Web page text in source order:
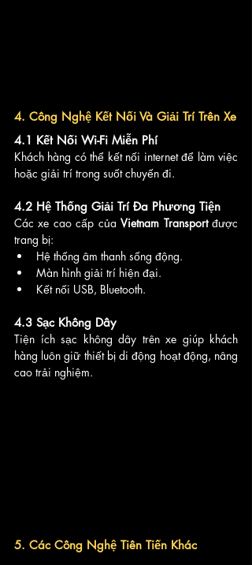
4. Công Nghệ Kết Nối Và Giải Trí Trên Xe
4.1 Kết Nối Wi-Fi Miễn Phí
Khách hàng có thể kết nối internet để làm việc
hoặc giải trí trong suốt chuyến đi.
4.2 Hệ Thống Giải Trí Đa Phương Tiện
Các xe cao cấp của Vietnam Transport được
trang bị:
Hệ thống âm thanh sống động.
Màn hình giải trí hiện đại.
Kết nối USB, Bluetooth.
4.3 Sạc Không Dây
Tiện ích sạc không dây trên xe giúp khách
hàng luôn giữ thiết bị di động hoạt động, nâng
cao trải nghiệm.
5. Các Công Nghệ Tiên Tiến Khác